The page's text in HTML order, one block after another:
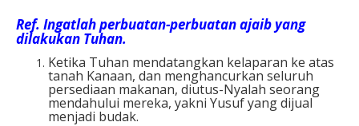
Ref. Ingatlah perbuatan-perbuatan ajaib yang
dilakukan Tuhan.
Ketika Tuhan mendatangkan kelaparan ke atas
tanah Kanaan, dan menghancurkan seluruh
persediaan makanan, diutus-Nyalah seorang
mendahului mereka, yakni Yusuf yang dijual
menjadi budak.